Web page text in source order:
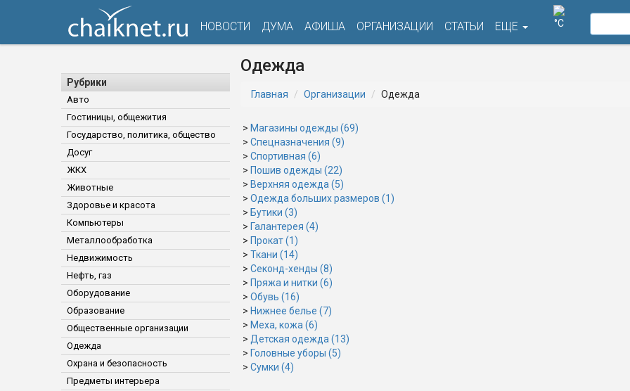
НОВОСТИ ДУМА АФИША ОРГАНИЗАЦИИ СТАТЬИ ЕЩЕ °C
Рубрики
Авто
Гостиницы, общежития
Государство, политика, общество
Досуг
ЖКХ
Животные
Здоровье и красота
Компьютеры
Металлообработка
Недвижимость
Нефть, газ
Оборудование
Образование
Общественные организации
Одежда
Охрана и безопасность
Предметы интерьера
Одежда
Главная Организации Одежда
> Магазины одежды (69)
> Спецназначения (9)
> Спортивная (6)
> Пошив одежды (22)
> Верхняя одежда (5)
> Одежда больших размеров (1)
> Бутики (3)
> Галантерея (4)
> Прокат (1)
> Ткани (14)
> Секонд-хенды (8)
> Пряжа и нитки (6)
> Обувь (16)
> Нижнее белье (7)
> Меха, кожа (6)
> Детская одежда (13)
> Головные уборы (5)
> Сумки (4)